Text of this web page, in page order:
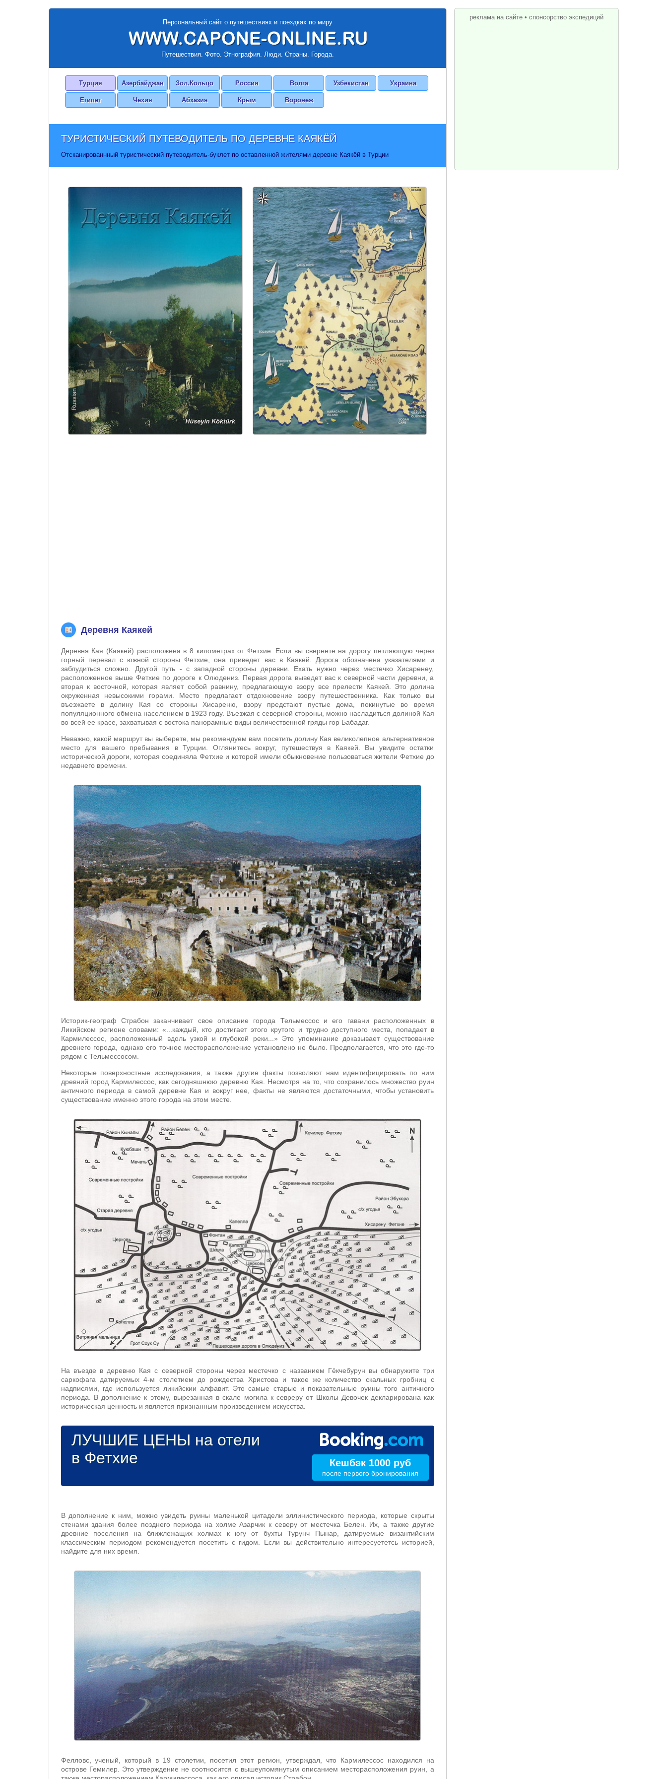
Персональный сайт о путешествиях и поездках по миру
Путешествия. Фото. Этнография. Люди. Страны. Города.
Турция Азербайджан Зол.Кольцо Россия Волга Узбекистан Украина
Египет Чехия Абхазия Крым Воронеж
ТУРИСТИЧЕСКИЙ ПУТЕВОДИТЕЛЬ ПО ДЕРЕВНЕ КАЯКЁЙ
Отсканированнный туристический путеводитель-буклет по оставленной жителями деревне Каякёй в Турции
Деревня Каякей
Деревня Кая (Каякей) расположена в 8 километрах от Фетхие. Если вы свернете на дорогу петляющую через
горный перевал с южной стороны Фетхие, она приведет вас в Каякей. Дорога обозначена указателями и
заблудиться сложно. Другой путь - с западной стороны деревни. Ехать нужно через местечко Хисаренеу,
расположенное выше Фетхие по дороге к Олюдениз. Первая дорога выведет вас к северной части деревни, а
вторая к восточной, которая являет собой равнину, предлагающую взору все прелести Каякей. Это долина
окруженная невысокими горами. Место предлагает отдохновение взору путешественника. Как только вы
въезжаете в долину Кая со стороны Хисареню, взору предстают пустые дома, покинутые во время
популяционного обмена населением в 1923 году. Въезжая с северной стороны, можно насладиться долиной Кая
во всей ее красе, захватывая с востока панорамные виды величественной гряды гор Бабадаг.
Неважно, какой маршрут вы выберете, мы рекомендуем вам посетить долину Кая великолепное альтернативное
место для вашего пребывания в Турции. Оглянитесь вокруг, путешествуя в Каякей. Вы увидите остатки
исторической дороги, которая соединяла Фетхие и которой имели обыкновение пользоваться жители Фетхие до
недавнего времени.
Историк-географ Страбон заканчивает свое описание города Тельмессос и его гавани расположенных в
Ликийском регионе словами: «...каждый, кто достигает этого крутого и трудно доступного места, попадает в
Кармилессос, расположенный вдоль узкой и глубокой реки...» Это упоминание доказывает существование
древнего города, однако его точное месторасположение установлено не было. Предполагается, что это где-то
рядом с Тельмессосом.
Некоторые поверхностные исследования, а также другие факты позволяют нам идентифицировать по ним
древний город Кармилессос, как сегодняшнюю деревню Кая. Несмотря на то, что сохранилось множество руин
античного периода в самой деревне Кая и вокруг нее, факты не являются достаточными, чтобы установить
существование именно этого города на этом месте.
На въезде в деревню Кая с северной стороны через местечко с названием Гёкчебурун вы обнаружите три
саркофага датируемых 4-м столетием до рождества Христова и такое же количество скальных гробниц с
надписями, где используется ликийскии алфавит. Это самые старые и показательные руины того античного
периода. В дополнение к этому, вырезанная в скале могила к севреру от Школы Девочек декларирована как
историческая ценность и является признанным произведением искусства.
ЛУЧШИЕ ЦЕНЫ на отели
в Фетхие
Кешбэк 1000 руб
после первого бронирования
В дополнение к ним, можно увидеть руины маленькой цитадели эллинистического периода, которые скрыты
стенами здания более позднего периода на холме Азарчик к северу от местечка Белен. Их, а также другие
древние поселения на ближлежащих холмах к югу от бухты Турунч Пынар, датируемые византийским
классическим периодом рекомендуется посетить с гидом. Если вы действительно интересуететсь историей,
найдите для них время.
Фелловс, ученый, который в 19 столетии, посетил этот регион, утверждал, что Кармилессос находился на
острове Гемилер. Это утверждение не соотносится с вышеупомянутым описанием месторасположения руин, а
реклама на сайте• спонсорство экспедиций